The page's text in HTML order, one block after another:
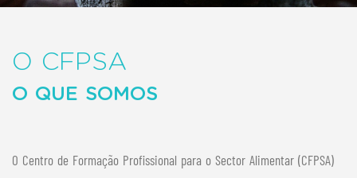
O CFPSA
O QUE SOMOS
O Centro de Formação Profissional para o Sector Alimentar (CFPSA)